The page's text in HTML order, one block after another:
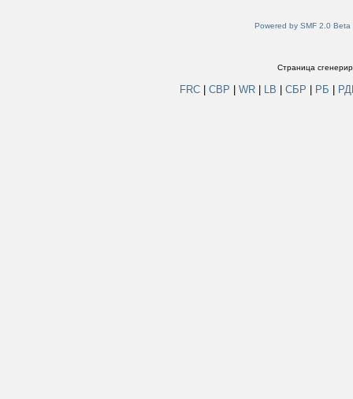
Powered by SMF 2.0 Beta
Страница
FRC СВР WR LB СБР РБ